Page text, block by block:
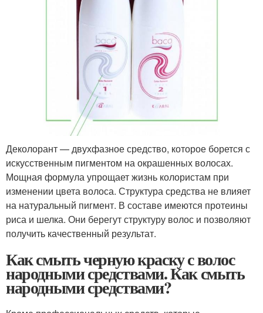
Деколорант — двухфазное средство, которое борется с
искусственным пигментом на окрашенных волосах.
Мощная формула упрощает жизнь колористам при
изменении цвета волоса. Структура средства не влияет
на натуральный пигмент. В составе имеются протеины
риса и шелка. Они берегут структуру волос и позволяют
получить качественный результат.
Как смыть черную краску с волос
народными средствами. Как смыть
народными средствами?